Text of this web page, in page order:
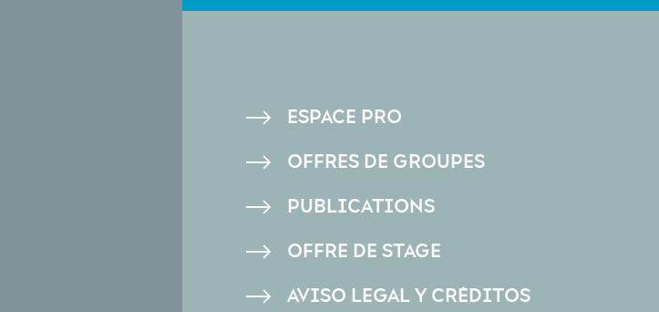
PIED
DE
ESPACE PRO
OFFRES DE GROUPES
PUBLICATIONS
OFFRE DE STAGE
AVISO LEGAL Y CRÉDITOS